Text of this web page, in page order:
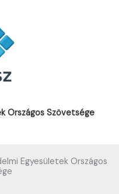
Országos Szövetsége
Egyesületek Országos